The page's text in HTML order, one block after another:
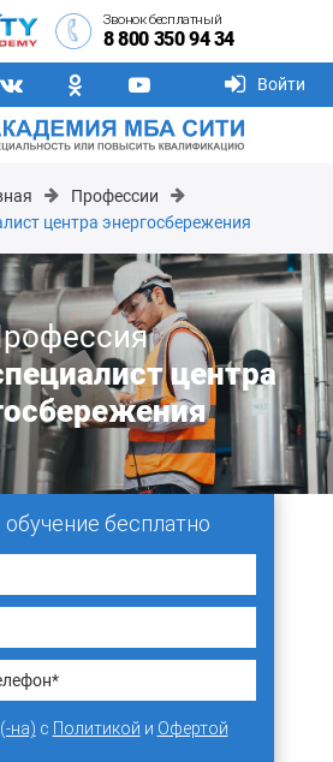
Звонок бесплатный
8 800 350 94 34
Войти
Профессии
центра энергосбережения
центра
обучение бесплатно
на) с Политикой и Офертой